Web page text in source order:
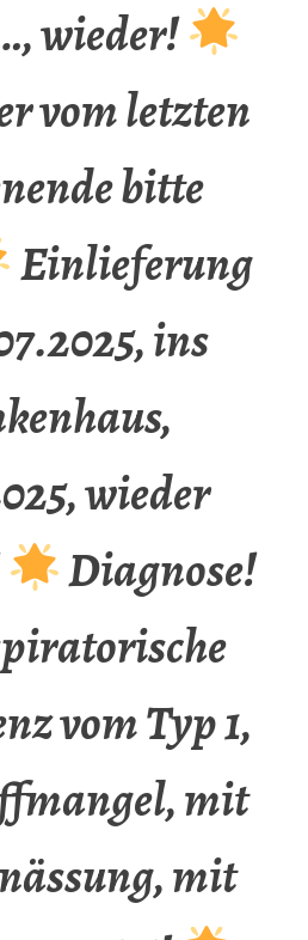
wieder!
vom letzten
bitte
Einlieferung
ins
wieder
Diagnose!
vom Typ 1,
mit
mit